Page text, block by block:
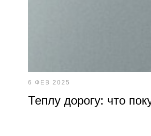
6 ФЕВ 2025
Теплу дорогу: что